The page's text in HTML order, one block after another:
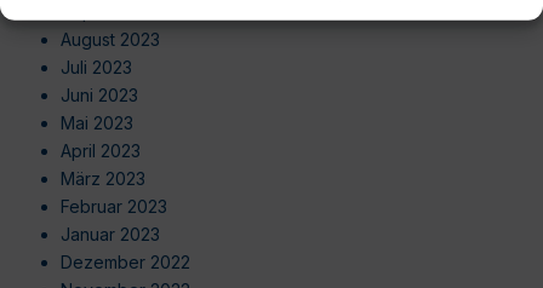
August 2023
Juli 2023
Juni 2023
Mai 2023
April 2023
März 2023
Februar 2023
Januar 2023
Dezember 2022